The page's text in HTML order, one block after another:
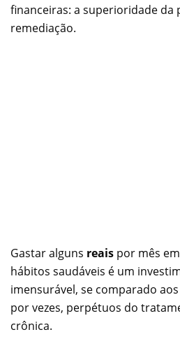
financeiras: a superioridade da
remediação.
Gastar alguns reais por mês
hábitos saudáveis é um
imensurável, se comparado
por vezes, perpétuos do
crônica.